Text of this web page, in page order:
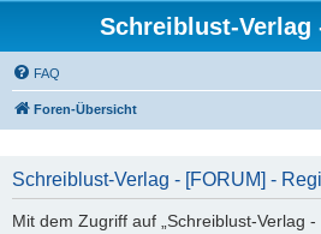
Schreiblust-Verlag
FAQ
Foren-Übersicht
Schreiblust-Verlag - [FORUM] -
Mit dem Zugriff auf „Schreiblust-Verlag -